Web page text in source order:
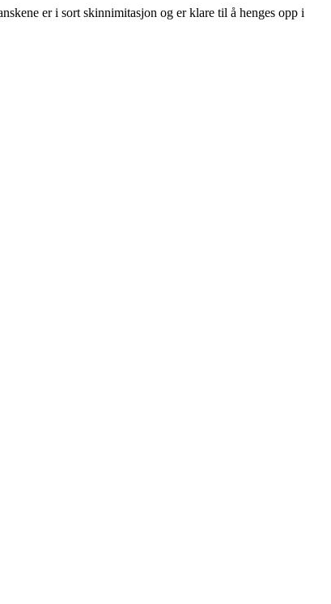
er i sort skinnimitasjon og er klare til å henges opp i